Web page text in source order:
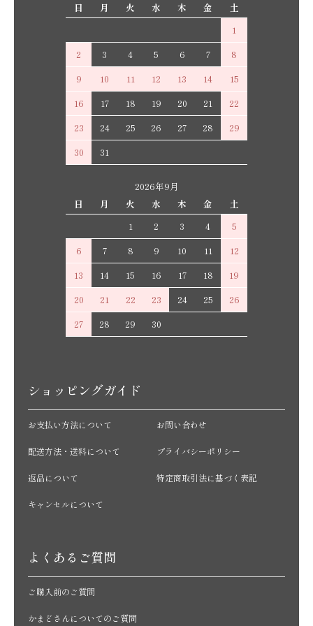
日
月 火 水 木 金
土
1
2
3 4 5 6 7
8
9
10 11 12 13 14
15
16
17 18 19 20 21
22
23
24 25 26 27 28
29
30
31
2026年9月
日
月 火 水 木 金
土
1
2 3 4
5
6
7 8 9 10 11
12
13
14 15 16 17 18
19
20
21 22 23 24 25
26
27
28 29 30
ショッピングガイド
お支払い方法について
配送方法・送料について
返品について
キャンセルについて
お問い合わせ
プライバシーポリシー
特定商取引法に基づく表記
よくあるご質問
ご購入前のご質問
かまどさんについてのご質問